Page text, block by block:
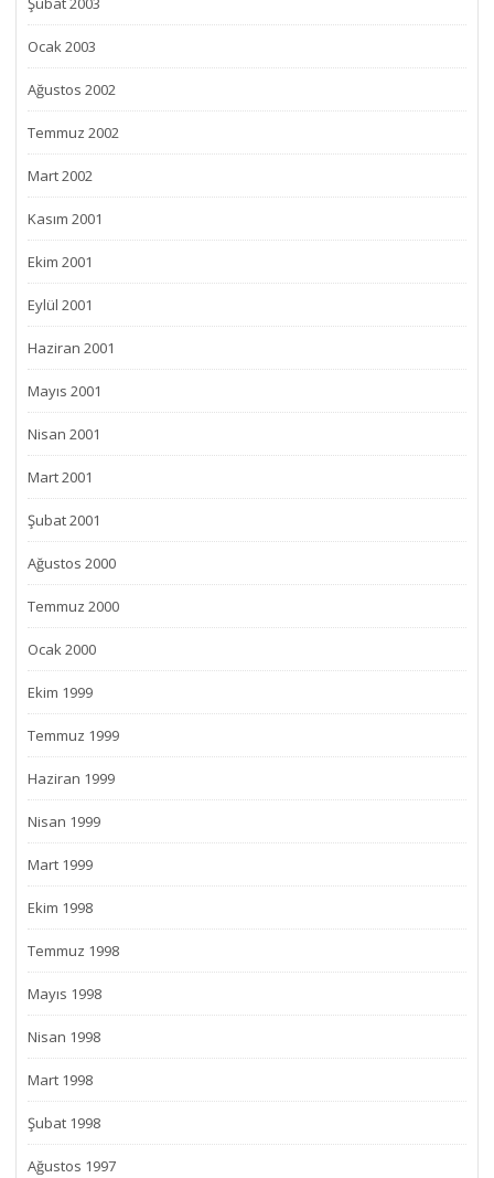
Ocak 2003
Ağustos 2002
Temmuz 2002
Mart 2002
Kasım 2001
Ekim 2001
Eylül 2001
Haziran 2001
Mayıs 2001
Nisan 2001
Mart 2001
Şubat 2001
Ağustos 2000
Temmuz 2000
Ocak 2000
Ekim 1999
Temmuz 1999
Haziran 1999
Nisan 1999
Mart 1999
Ekim 1998
Temmuz 1998
Mayıs 1998
Nisan 1998
Mart 1998
Şubat 1998
Ağustos 1997